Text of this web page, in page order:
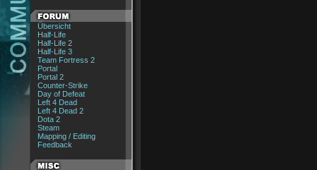
Übersicht
Half-Life
Half-Life 2
Half-Life 3
Team Fortress 2
Portal
Portal 2
Counter-Strike
Day of Defeat
Left 4 Dead
Left 4 Dead 2
Dota 2
Steam
Mapping / Editing
Feedback